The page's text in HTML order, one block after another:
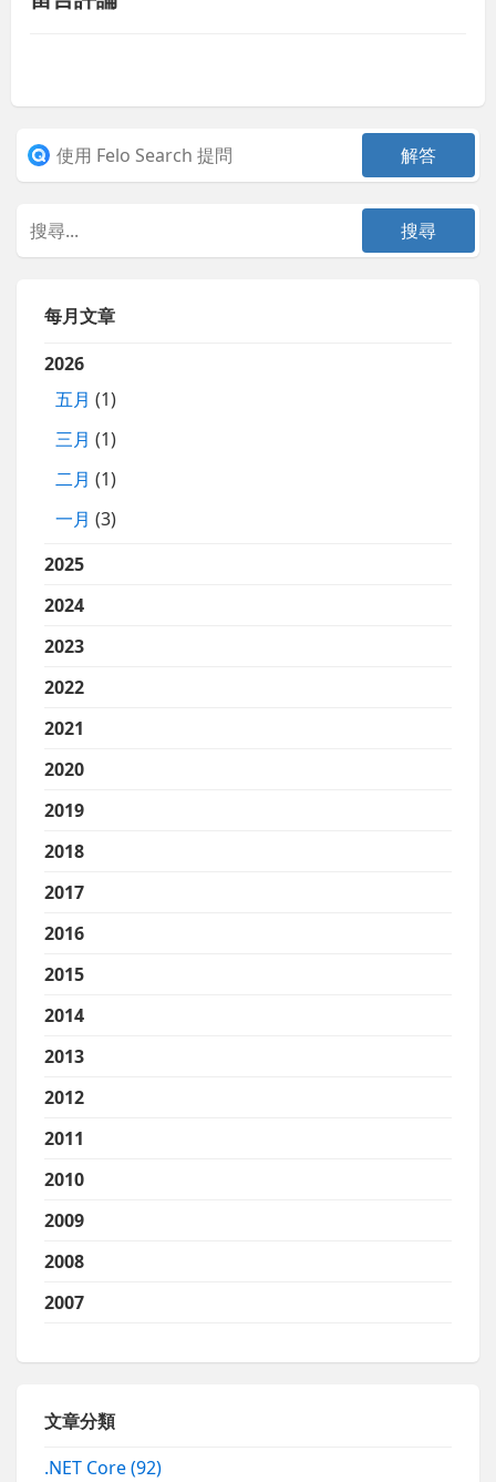
每月文章
2026
五月 (1)
三月 (1)
二月 (1)
一月 (3)
2025
2024
2023
2022
2021
2020
2019
2018
2017
2016
2015
2014
2013
2012
2011
2010
2009
2008
2007
文章分類
.NET Core(92)